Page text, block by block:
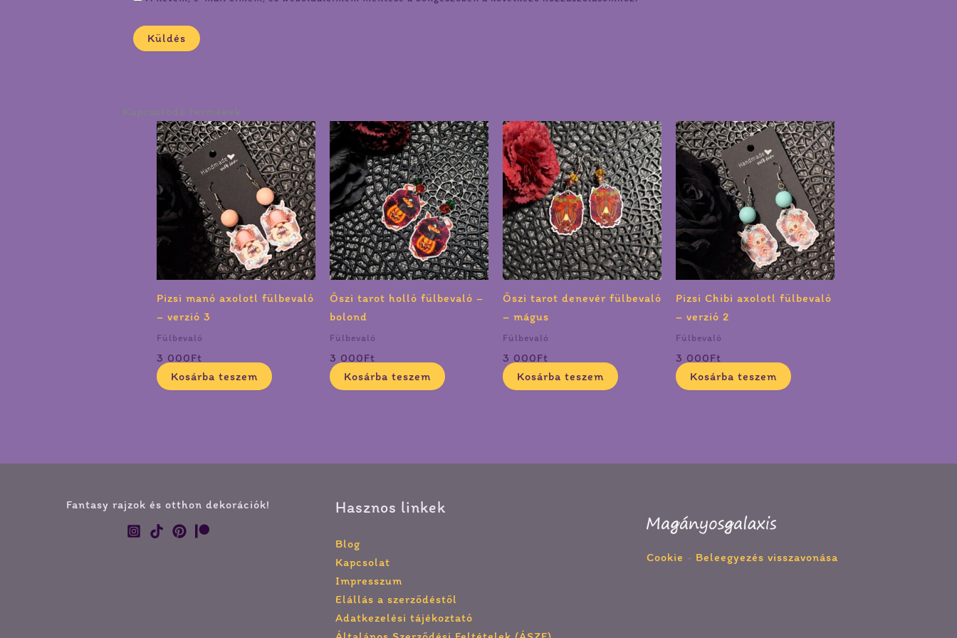
Kapcsolódó termékek
Pizsi manó axolotl fülbevaló
– verzió 3
Fülbevaló
3 000Ft
Kosárba teszem
Őszi tarot holló fülbevaló –
bolond
Fülbevaló
3 000Ft
Kosárba teszem
Őszi tarot denevér fülbevaló
– mágus
Fülbevaló
3 000Ft
Kosárba teszem
Pizsi Chibi axolotl fülbevaló
– verzió 2
Fülbevaló
3 000Ft
Kosárba teszem
Fantasy rajzok és otthon dekorációk! Hasznos linkek
Blog
Kapcsolat
Impresszum
Elállás a szerződéstől
Adatkezelési tájékoztató
Cookie - Beleegyezés visszavonása